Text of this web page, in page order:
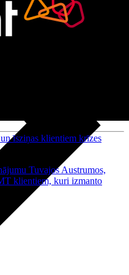
īsziņas klientiem krīzes
Tuvajos Austrumos,
klientiem, kuri izmanto